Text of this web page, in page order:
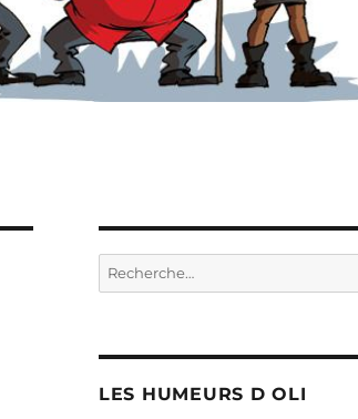
Recherche
pour :
LES HUMEURS D OLI